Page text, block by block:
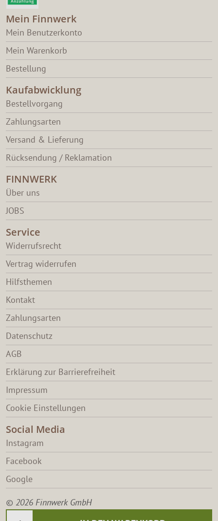
Mein Finnwerk
Mein Benutzerkonto
Mein Warenkorb
Bestellung
Kaufabwicklung
Bestellvorgang
Zahlungsarten
Versand & Lieferung
Rücksendung / Reklamation
FINNWERK
Über uns
JOBS
Service
Widerrufsrecht
Vertrag widerrufen
Hilfsthemen
Kontakt
Zahlungsarten
Datenschutz
AGB
Erklärung zur Barrierefreiheit
Impressum
Cookie Einstellungen
Social Media
Instagram
Facebook
Google
© 2026 Finnwerk GmbH